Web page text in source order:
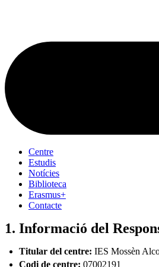
Centre
Estudis
Notícies
Biblioteca
Erasmus+
Contacte
1. Informació del
Titular del centre: IES Mossèn
Codi de centre: 07002191